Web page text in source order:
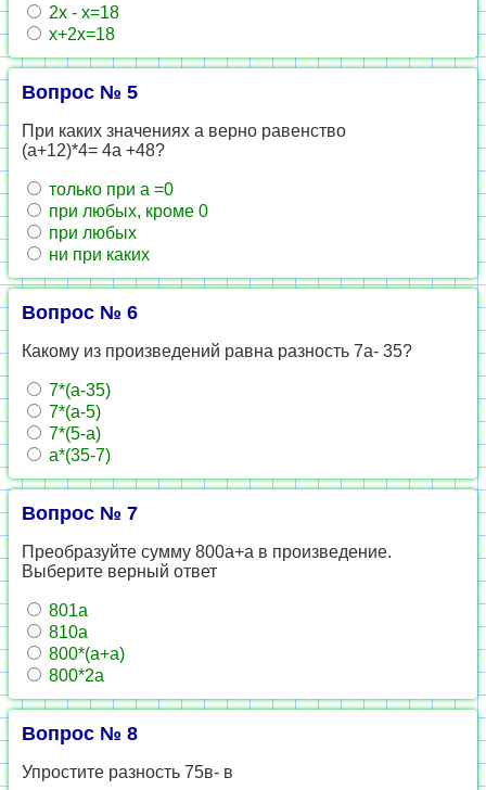
2х - х=18
х+2х=18
Вопрос № 5
При каких значениях а верно равенство
(а+12)*4= 4а +48?
только при а =0
при любых, кроме 0
при любых
ни при каких
Вопрос № 6
Какому из произведений равна разность 7а- 35?
7*(а-35)
7*(а-5)
7*(5-а)
а*(35-7)
Вопрос № 7
Преобразуйте сумму 800а+а в произведение.
Выберите верный ответ
801а
810а
800*(а+а)
800*2а
Вопрос № 8
Упростите разность 75в- в